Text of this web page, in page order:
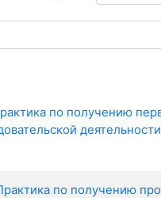
по получению
деятельности
по получению